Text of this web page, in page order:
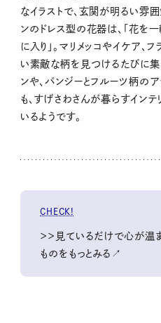
なイラストで、玄関が明るい雰囲
ンのドレス型の花器は、「花を
に入り」。マリメッコやイケア、
い素敵な柄を見つけるたびに集
ンや、パンジーとフルーツ柄の
も、すげさわさんが暮らすイン
いるようです。
CHECK!
＞＞見ているだけで心が温
ものをもっとみる↗